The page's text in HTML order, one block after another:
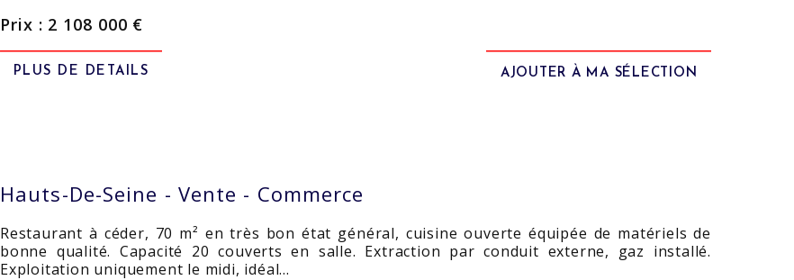
Prix : 2 108 000 €
PLUS DE DETAILS AJOUTER À MA SÉLECTION
Hauts-De-Seine - Vente - Commerce
Restaurant à céder, 70 m² en très bon état général, cuisine ouverte équipée de matériels de
bonne qualité. Capacité 20 couverts en salle. Extraction par conduit externe, gaz installé.
Exploitation uniquement le midi, idéal…